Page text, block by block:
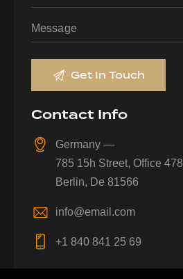
Contact Info
Germany —
785 15h Street, Office 478
Berlin, De 81566
info@email.com
+1 840 841 25 69